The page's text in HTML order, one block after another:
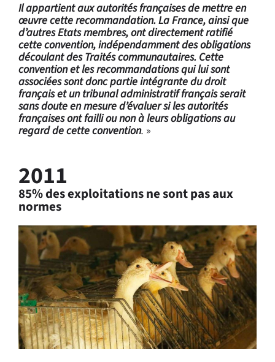
Il appartient aux autorités françaises de mettre en
œuvre cette recommandation. La France, ainsi que
d’autres Etats membres, ont directement ratifié
cette convention, indépendamment des obligations
découlant des Traités communautaires. Cette
convention et les recommandations qui lui sont
associées sont donc partie intégrante du droit
français et un tribunal administratif français serait
sans doute en mesure d’évaluer si les autorités
françaises ont failli ou non à leurs obligations au
regard de cette convention. »
2011
85% des exploitations ne sont pas aux
normes